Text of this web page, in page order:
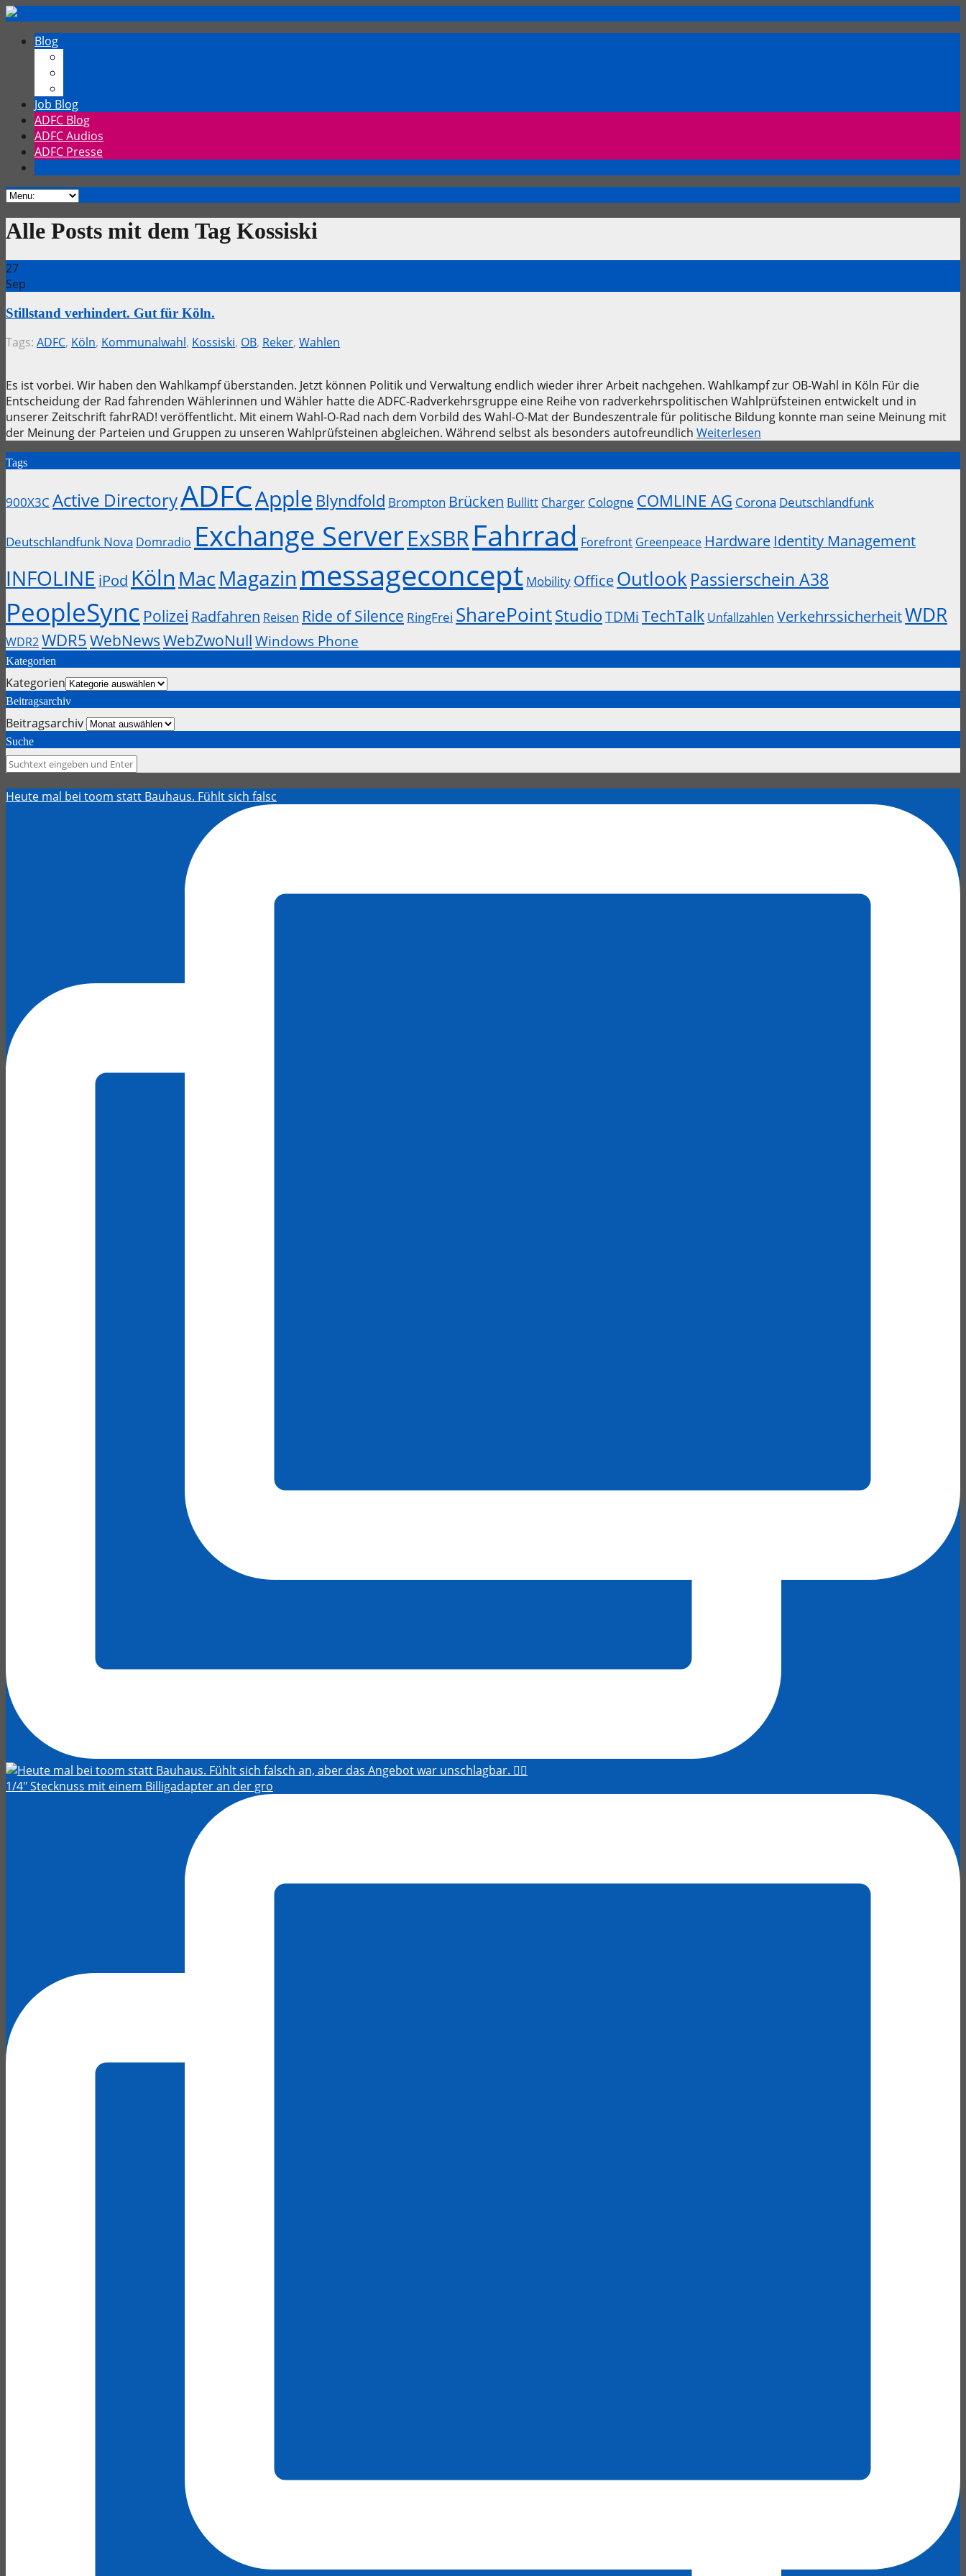
Blog
Job Blog
ADFC Blog
ADFC Audios
ADFC Presse
Alle Posts mit dem Tag Kossiski
27
Sep
Stillstand verhindert. Gut für Köln.
Tags: ADFC, Köln, Kommunalwahl, Kossiski, OB, Reker, Wahlen
Es ist vorbei. Wir haben den Wahlkampf überstanden. Jetzt können Politik und Verwaltung endlich wieder ihrer Arbeit nachgehen. Wahlkampf zur OB-Wahl in Köln Für die
Entscheidung der Rad fahrenden Wählerinnen und Wähler hatte die ADFC-Radverkehrsgruppe eine Reihe von radverkehrspolitischen Wahlprüfsteinen entwickelt und in
unserer Zeitschrift fahrRAD! veröffentlicht. Mit einem Wahl-O-Rad nach dem Vorbild des Wahl-O-Mat der Bundeszentrale für politische Bildung konnte man seine Meinung mit
der Meinung der Parteien und Gruppen zu unseren Wahlprüfsteinen abgleichen. Während selbst als besonders autofreundlich Weiterlesen
Tags
900X3C Active DirectoryADFCApple Blyndfold Brompton Brücken Bullitt Charger Cologne COMLINE AG Corona Deutschlandfunk
Deutschlandfunk Nova Domradio Exchange ServerExSBR Fahrrad Forefront Greenpeace Hardware Identity Management
INFOLINE iPod Köln MacMagazin messageconcept Mobility OfficeOutlook Passierschein A38
PeopleSync Polizei Radfahren Reisen Ride of Silence RingFrei SharePointStudio TDMi TechTalk Unfallzahlen VerkehrssicherheitWDR
WDR2WDR5WebNewsWebZwoNull Windows Phone
Kategorien
Kategorien
Beitragsarchiv
Beitragsarchiv
Suche
Heute mal bei toom statt Bauhaus. Fühlt sich falsc
1/4" Stecknuss mit einem Billigadapter an der gro